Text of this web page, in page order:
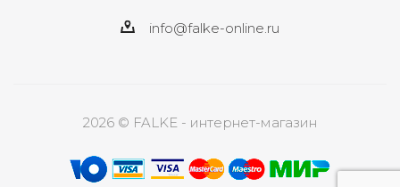
info@falke-online.ru
2026 © FALKE - интернет-магазин